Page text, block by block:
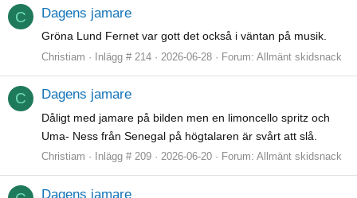
C Dagens jamare
Gröna Lund Fernet var gott det också i väntan på musik.
Christiam Inlägg # 214 2026-06-28 Forum: Allmänt skidsnack
C Dagens jamare
Dåligt med jamare på bilden men en limoncello spritz och
Uma- Ness från Senegal på högtalaren är svårt att slå.
Christiam Inlägg # 209 2026-06-20 Forum: Allmänt skidsnack
Dagens jamare